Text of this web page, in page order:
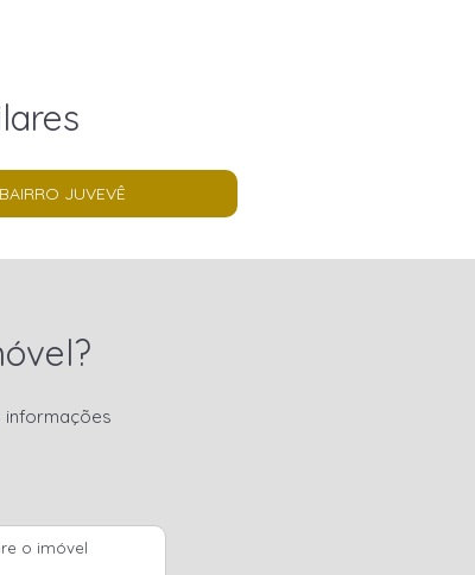
JUVEVÊ
informações